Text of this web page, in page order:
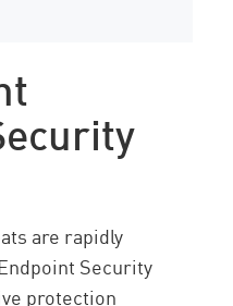
are rapidly
Security
protection